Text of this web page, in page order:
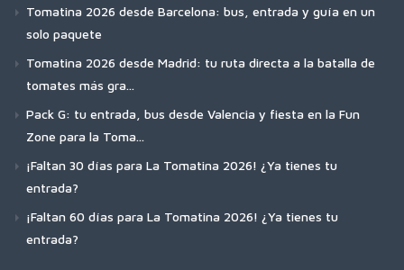
Tomatina 2026 desde Barcelona: bus, entrada y guía en un
solo paquete
Tomatina 2026 desde Madrid: tu ruta directa a la batalla de
tomates más gra...
Pack G: tu entrada, bus desde Valencia y fiesta en la Fun
Zone para la Toma...
¡Faltan 30 días para La Tomatina 2026! ¿Ya tienes tu
entrada?
¡Faltan 60 días para La Tomatina 2026! ¿Ya tienes tu
entrada?